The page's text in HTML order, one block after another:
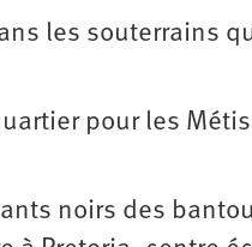
les souterrains
pour les
noirs des